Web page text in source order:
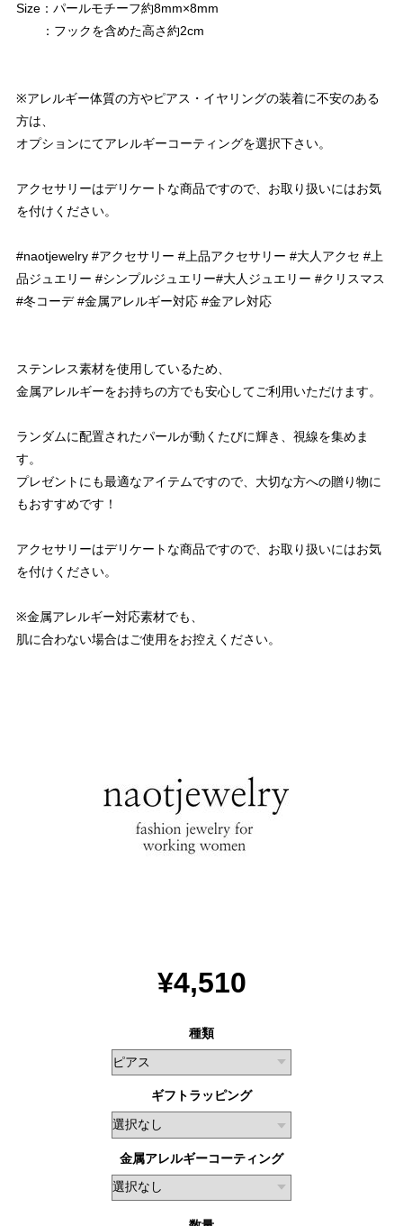
Size：パールモチーフ約8mm×8mm
：フックを含めた高さ約2cm
※アレルギー体質の方やピアス・イヤリングの装着に不安のある
方は、
オプションにてアレルギーコーティングを選択下さい。
アクセサリーはデリケートな商品ですので、お取り扱いにはお気
を付けください。
#naotjewelry #アクセサリー #上品アクセサリー #大人アクセ #上
品ジュエリー #シンプルジュエリー#大人ジュエリー #クリスマス
#冬コーデ #金属アレルギー対応 #金アレ対応
ステンレス素材を使用しているため、
金属アレルギーをお持ちの方でも安心してご利用いただけます。
ランダムに配置されたパールが動くたびに輝き、視線を集めま
す。
プレゼントにも最適なアイテムですので、大切な方への贈り物に
もおすすめです！
アクセサリーはデリケートな商品ですので、お取り扱いにはお気
を付けください。
※金属アレルギー対応素材でも、
肌に合わない場合はご使用をお控えください。
¥4,510
種類
ギフトラッピング
金属アレルギーコーティング